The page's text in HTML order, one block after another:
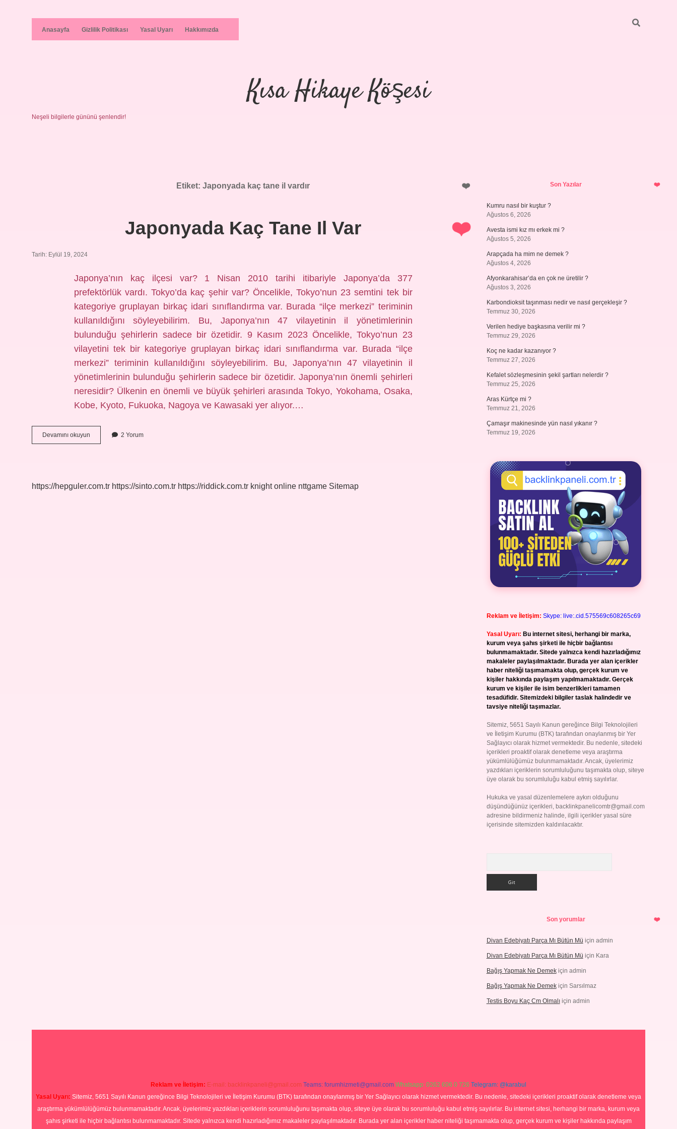
Anasayfa Gizlilik Politikası Yasal Uyarı Hakkımızda
Kısa Hikaye Köşesi
Neşeli bilgilerle gününü şenlendir!
Etiket:Japonyada kaç tane il vardır
Japonyada Kaç Tane Il Var
Tarih: Eylül 19, 2024
Japonya’nın kaç ilçesi var? 1 Nisan 2010 tarihi itibariyle Japonya’da 377
prefektörlük vardı. Tokyo’da kaç şehir var? Öncelikle, Tokyo’nun 23 semtini tek bir
kategoriye gruplayan birkaç idari sınıflandırma var. Burada “ilçe merkezi” teriminin
kullanıldığını söyleyebilirim. Bu, Japonya’nın 47 vilayetinin il yönetimlerinin
bulunduğu şehirlerin sadece bir özetidir. 9 Kasım 2023 Öncelikle, Tokyo’nun 23
vilayetini tek bir kategoriye gruplayan birkaç idari sınıflandırma var. Burada “ilçe
merkezi” teriminin kullanıldığını söyleyebilirim. Bu, Japonya’nın 47 vilayetinin il
yönetimlerinin bulunduğu şehirlerin sadece bir özetidir. Japonya’nın önemli şehirleri
neresidir? Ülkenin en önemli ve büyük şehirleri arasında Tokyo, Yokohama, Osaka,
Kobe, Kyoto, Fukuoka, Nagoya ve Kawasaki yer alıyor.…
Devamını okuyun Japonyada
Kaç
2 Yorum
https://hepguler.com.tr https://sinto.com.tr https://riddick.com.tr knight online nttgame Sitemap
SidebarSon Yazılar
Kumru nasıl bir kuştur ?
Ağustos 6, 2026
Avesta ismi kız mı erkek mi ?
Ağustos 5, 2026
Arapçada ha mim ne demek ?
Ağustos 4, 2026
Afyonkarahisar’da en çok ne üretilir ?
Ağustos 3, 2026
Karbondioksit taşınması nedir ve nasıl gerçekleşir ?
Temmuz 30, 2026
Verilen hediye başkasına verilir mi ?
Temmuz 29, 2026
Koç ne kadar kazanıyor ?
Temmuz 27, 2026
Kefalet sözleşmesinin şekil şartları nelerdir ?
Temmuz 25, 2026
Aras Kürtçe mi ?
Temmuz 21, 2026
Çamaşır makinesinde yün nasıl yıkanır ?
Temmuz 19, 2026
Reklam ve İletişim: Skype: live:.cid.575569c608265c69
Yasal Uyarı: Bu internet sitesi, herhangi bir marka,
kurum veya şahıs şirketi ile hiçbir bağlantısı
bulunmamaktadır. Sitede yalnızca kendi hazırladığımız
makaleler paylaşılmaktadır. Burada yer alan içerikler
haber niteliği taşımamakta olup, gerçek kurum ve
kişiler hakkında paylaşım yapılmamaktadır. Gerçek
kurum ve kişiler ile isim benzerlikleri tamamen
tesadüfidir. Sitemizdeki bilgiler taslak halindedir ve
tavsiye niteliği taşımazlar.
Sitemiz, 5651 Sayılı Kanun gereğince Bilgi Teknolojileri
ve İletişim Kurumu (BTK) tarafından onaylanmış bir Yer
Sağlayıcı olarak hizmet vermektedir. Bu nedenle, sitedeki
içerikleri proaktif olarak denetleme veya araştırma
yükümlülüğümüz bulunmamaktadır. Ancak, üyelerimiz
yazdıkları içeriklerin sorumluluğunu taşımakta olup, siteye
üye olarak bu sorumluluğu kabul etmiş sayılırlar.
Hukuka ve yasal düzenlemelere aykırı olduğunu
düşündüğünüz içerikleri, backlinkpanelicomtr@gmail.com
adresine bildirmeniz halinde, ilgili içerikler yasal süre
içerisinde sitemizden kaldırılacaktır.
Son yorumlar
Divan Edebiyatı Parça Mı Bütün Mü için admin
Divan Edebiyatı Parça Mı Bütün Mü için Kara
Bağış Yapmak Ne Demekiçin admin
Bağış Yapmak Ne Demekiçin Sarsılmaz
Testis Boyu Kaç Cm Olmalıiçin admin
Reklam ve İletişim: E-mail: backlinkpaneli@gmail.com Teams: forumhizmeti@gmail.com Whatsapp: 0262 606 0 726 Telegram: @karabul
Yasal Uyarı: Sitemiz, 5651 Sayılı Kanun gereğince Bilgi Teknolojileri ve İletişim Kurumu (BTK) tarafından onaylanmış bir Yer Sağlayıcı olarak hizmet vermektedir. Bu nedenle, sitedeki içerikleri proaktif olarak denetleme veya
araştırma yükümlülüğümüz bulunmamaktadır. Ancak, üyelerimiz yazdıkları içeriklerin sorumluluğunu taşımakta olup, siteye üye olarak bu sorumluluğu kabul etmiş sayılırlar. Bu internet sitesi, herhangi bir marka, kurum veya
şahıs şirketi ile hiçbir bağlantısı bulunmamaktadır. Sitede yalnızca kendi hazırladığımız makaleler paylaşılmaktadır. Burada yer alan içerikler haber niteliği taşımamakta olup, gerçek kurum ve kişiler hakkında paylaşım